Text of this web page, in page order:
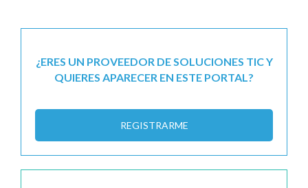
¿ERES UN PROVEEDOR DE SOLUCIONES TIC Y
QUIERES APARECER EN ESTE PORTAL?
REGISTRARME